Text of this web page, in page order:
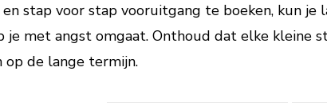
stap voor stap vooruitgang te boeken, kun
je met angst omgaat. Onthoud dat elke kleine
op de lange termijn.